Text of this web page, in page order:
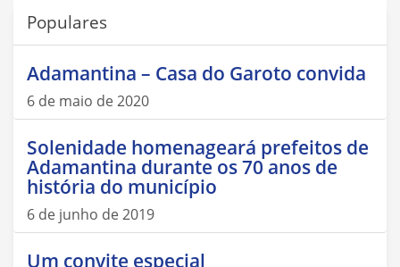
Populares
Adamantina – Casa do Garoto convida
6 de maio de 2020
Solenidade homenageará prefeitos de
Adamantina durante os 70 anos de
história do município
6 de junho de 2019
Um convite especial